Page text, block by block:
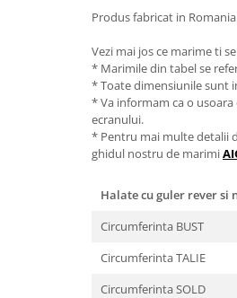
Produs fabricat in
Vezi mai jos ce marime ti
* Marimile din tabel se
* Toate dimensiunile sunt
* Va informam ca o
ecranului.
* Pentru mai multe detalii
ghidul nostru de marimi
Halate cu guler rever si
Circumferinta BUST
Circumferinta TALIE
Circumferinta SOLD